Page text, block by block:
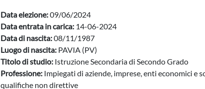
Data elezione:09/06/2024
Data entrata in carica: 14-06-2024
Data di nascita:08/11/1987
Luogo di nascita: PAVIA (PV)
Titolo di studio: Istruzione Secondaria di Secondo Grado
Professione: Impiegati di aziende, imprese, enti economici e
qualifiche non direttive